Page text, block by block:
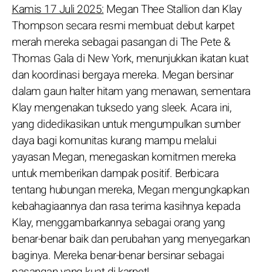
Kamis 17 Juli 2025: Megan Thee Stallion dan Klay
Thompson secara resmi membuat debut karpet
merah mereka sebagai pasangan di The Pete &
Thomas Gala di New York, menunjukkan ikatan kuat
dan koordinasi bergaya mereka. Megan bersinar
dalam gaun halter hitam yang menawan, sementara
Klay mengenakan tuksedo yang sleek. Acara ini,
yang didedikasikan untuk mengumpulkan sumber
daya bagi komunitas kurang mampu melalui
yayasan Megan, menegaskan komitmen mereka
untuk memberikan dampak positif. Berbicara
tentang hubungan mereka, Megan mengungkapkan
kebahagiaannya dan rasa terima kasihnya kepada
Klay, menggambarkannya sebagai orang yang
benar-benar baik dan perubahan yang menyegarkan
baginya. Mereka benar-benar bersinar sebagai